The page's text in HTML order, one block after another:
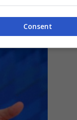
Consent